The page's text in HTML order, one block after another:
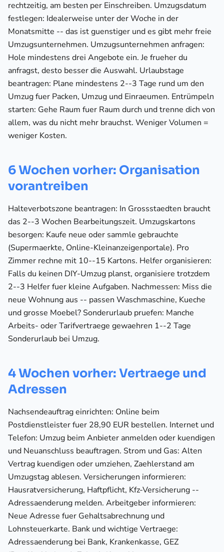
rechtzeitig, am besten per Einschreiben. Umzugsdatum
festlegen: Idealerweise unter der Woche in der
Monatsmitte -- das ist guenstiger und es gibt mehr freie
Umzugsunternehmen. Umzugsunternehmen anfragen:
Hole mindestens drei Angebote ein. Je frueher du
anfragst, desto besser die Auswahl. Urlaubstage
beantragen: Plane mindestens 2--3 Tage rund um den
Umzug fuer Packen, Umzug und Einraeumen. Entrümpeln
starten: Gehe Raum fuer Raum durch und trenne dich von
allem, was du nicht mehr brauchst. Weniger Volumen =
weniger Kosten.
6 Wochen vorher: Organisation
vorantreiben
Halteverbotszone beantragen: In Grossstaedten braucht
das 2--3 Wochen Bearbeitungszeit. Umzugskartons
besorgen: Kaufe neue oder sammle gebrauchte
(Supermaerkte, Online-Kleinanzeigenportale). Pro
Zimmer rechne mit 10--15 Kartons. Helfer organisieren:
Falls du keinen DIY-Umzug planst, organisiere trotzdem
2--3 Helfer fuer kleine Aufgaben. Nachmessen: Miss die
neue Wohnung aus -- passen Waschmaschine, Kueche
und grosse Moebel? Sonderurlaub pruefen: Manche
Arbeits- oder Tarifvertraege gewaehren 1--2 Tage
Sonderurlaub bei Umzug.
4 Wochen vorher: Vertraege und
Adressen
Nachsendeauftrag einrichten: Online beim
Postdienstleister fuer 28,90 EUR bestellen. Internet und
Telefon: Umzug beim Anbieter anmelden oder kuendigen
und Neuanschluss beauftragen. Strom und Gas: Alten
Vertrag kuendigen oder umziehen, Zaehlerstand am
Umzugstag ablesen. Versicherungen informieren:
Hausratversicherung, Haftpflicht, Kfz-Versicherung --
Adressaenderung melden. Arbeitgeber informieren:
Neue Adresse fuer Gehaltsabrechnung und
Lohnsteuerkarte. Bank und wichtige Vertraege:
Adressaenderung bei Bank, Krankenkasse, GEZ